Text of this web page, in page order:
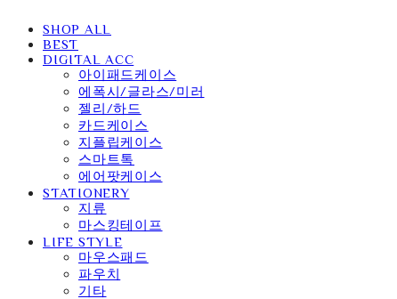
SHOP ALL
BEST
DIGITAL ACC
아이패드케이스
에폭시/글라스/미러
젤리/하드
카드케이스
지플립케이스
스마트톡
에어팟케이스
STATIONERY
지류
마스킹테이프
LIFE STYLE
마우스패드
파우치
기타